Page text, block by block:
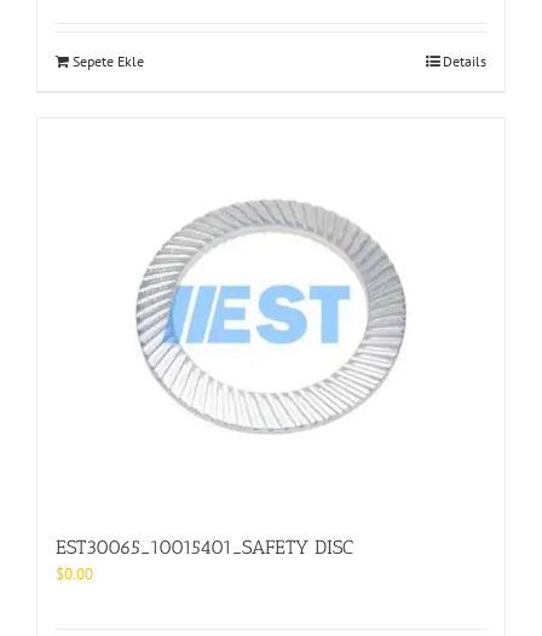
Sepete Ekle Details
EST30065_10015401_SAFETY DISC
$0.00